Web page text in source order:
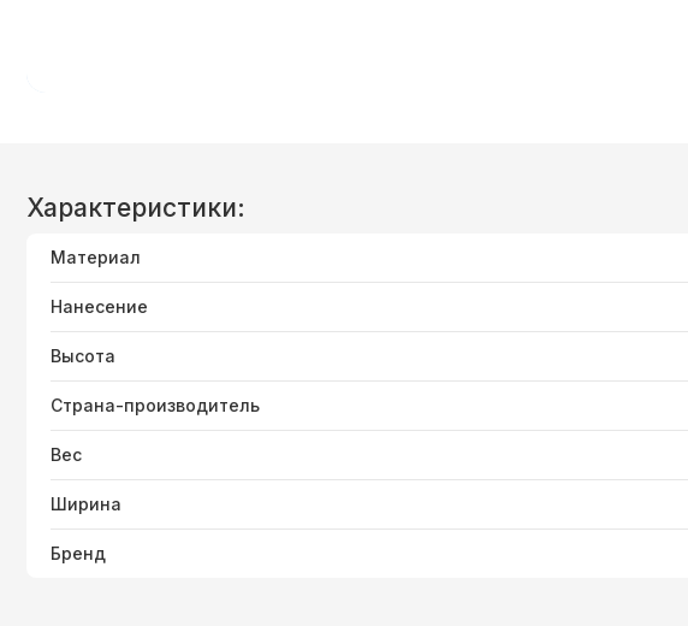
Характеристики:
Материал
Нанесение
Высота
Страна-производитель
Вес
Ширина
Бренд